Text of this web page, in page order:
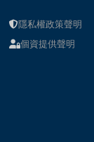
隱私權政策聲明
個資提供聲明